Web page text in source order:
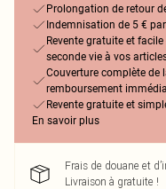
Prolongation de retour
Indemnisation de 5 €
Revente gratuite et
seconde vie à vos
Couverture complète de
remboursement
Revente gratuite et
En savoir plus
Frais de douane et
Livraison à gratuite !